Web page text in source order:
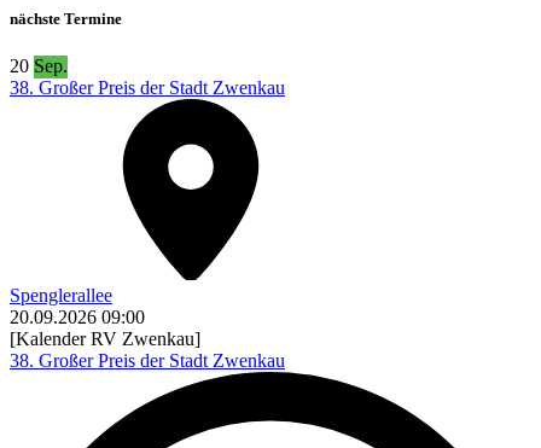
nächste Termine
20 Sep.
38. Großer Preis der Stadt Zwenkau
Spenglerallee
20.09.2026 09:00
[Kalender RV Zwenkau]
38. Großer Preis der Stadt Zwenkau